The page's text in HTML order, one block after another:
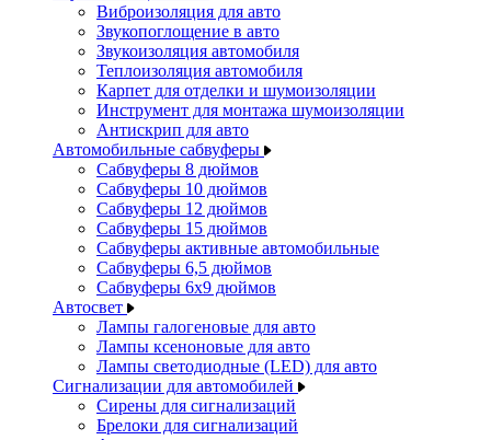
Виброизоляция для авто
Звукопоглощение в авто
Звукоизоляция автомобиля
Теплоизоляция автомобиля
Карпет для отделки и шумоизоляции
Инструмент для монтажа шумоизоляции
Антискрип для авто
Автомобильные сабвуферы
Сабвуферы 8 дюймов
Сабвуферы 10 дюймов
Сабвуферы 12 дюймов
Сабвуферы 15 дюймов
Сабвуферы активные автомобильные
Сабвуферы 6,5 дюймов
Сабвуферы 6x9 дюймов
Автосвет
Лампы галогеновые для авто
Лампы ксеноновые для авто
Лампы светодиодные (LED) для авто
Сигнализации для автомобилей
Сирены для сигнализаций
Брелоки для сигнализаций